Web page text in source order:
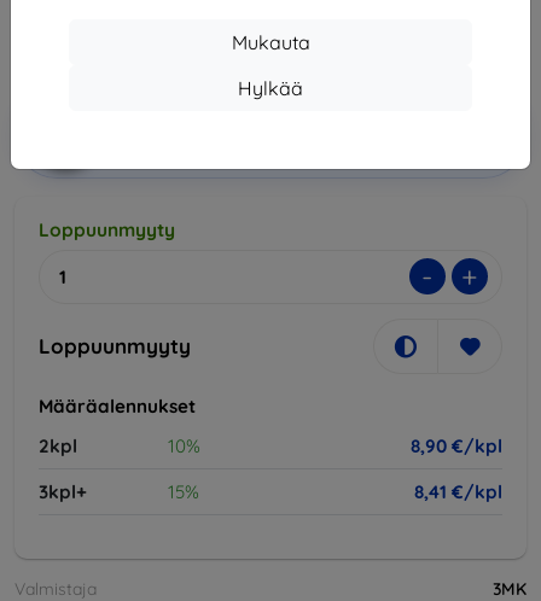
Mukauta
Hylkää
Loppuunmyyty
- +
Loppuunmyyty
Määräalennukset
2kpl
10%
8,90 €/kpl
3kpl+
15% 8,41 €/kpl
Valmistaja
3MK